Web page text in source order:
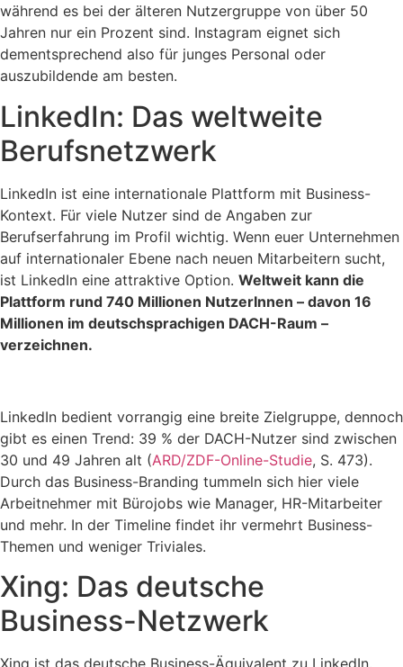
während es bei der älteren Nutzergruppe von über 50
Jahren nur ein Prozent sind. Instagram eignet sich
dementsprechend also für junges Personal oder
auszubildende am besten.
LinkedIn: Das weltweite
Berufsnetzwerk
LinkedIn ist eine internationale Plattform mit Business-
Kontext. Für viele Nutzer sind de Angaben zur
Berufserfahrung im Profil wichtig. Wenn euer Unternehmen
auf internationaler Ebene nach neuen Mitarbeitern sucht,
ist LinkedIn eine attraktive Option. Weltweit kann die
Plattform rund 740 Millionen NutzerInnen – davon 16
Millionen im deutschsprachigen DACH-Raum –
verzeichnen.
LinkedIn bedient vorrangig eine breite Zielgruppe, dennoch
gibt es einen Trend: 39 % der DACH-Nutzer sind zwischen
30 und 49 Jahren alt (ARD/ZDF-Online-Studie, S. 473).
Durch das Business-Branding tummeln sich hier viele
Arbeitnehmer mit Bürojobs wie Manager, HR-Mitarbeiter
und mehr. In der Timeline findet ihr vermehrt Business-
Themen und weniger Triviales.
Xing: Das deutsche
Business-Netzwerk